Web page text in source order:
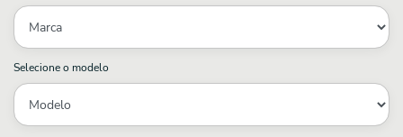
Selecione o modelo